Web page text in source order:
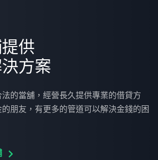
供
方案
的當舖，經營長久提供專業的借貸方
朋友，有更多的管道可以解決金錢的困